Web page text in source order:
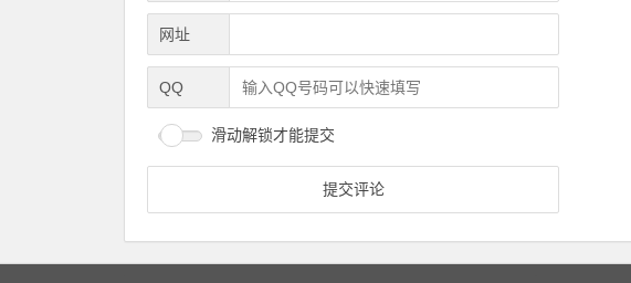
网址
QQ
滑动解锁才能提交